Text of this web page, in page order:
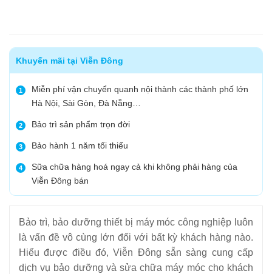
Khuyến mãi tại Viễn Đông
1
Miễn phí vận chuyển quanh nội thành các thành phố lớn
Hà Nội, Sài Gòn, Đà Nẵng…
2 Bảo trì sản phẩm trọn đời
3 Bảo hành 1 năm tối thiểu
4
Sữa chữa hàng hoá ngay cả khi không phải hàng của
Viễn Đông bán
Bảo trì, bảo dưỡng thiết bị máy móc công nghiệp luôn
là vấn đề vô cùng lớn đối với bất kỳ khách hàng nào.
Hiểu được điều đó, Viễn Đông sẵn sàng cung cấp
dịch vụ bảo dưỡng và sửa chữa máy móc cho khách
THIẾT BỊ BẾP CÔNG NGHIỆP